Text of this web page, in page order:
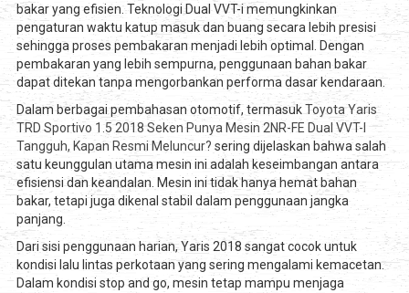
bakar yang efisien. Teknologi Dual VVT-i memungkinkan
pengaturan waktu katup masuk dan buang secara lebih presisi
sehingga proses pembakaran menjadi lebih optimal. Dengan
pembakaran yang lebih sempurna, penggunaan bahan bakar
dapat ditekan tanpa mengorbankan performa dasar kendaraan.
Dalam berbagai pembahasan otomotif, termasukToyota Yaris
TRD Sportivo 1.5 2018 Seken Punya Mesin 2NR-FE Dual VVT-I
Tangguh, Kapan Resmi Meluncur? sering dijelaskan bahwa salah
satu keunggulan utama mesin ini adalah keseimbangan antara
efisiensi dan keandalan. Mesin ini tidak hanya hemat bahan
bakar, tetapi juga dikenal stabil dalam penggunaan jangka
panjang.
Dari sisi penggunaan harian, Yaris 2018 sangat cocok untuk
kondisi lalu lintas perkotaan yang sering mengalami kemacetan.
Dalam kondisi stop and go, mesin tetap mampu menjaga